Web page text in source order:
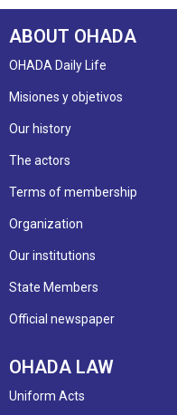
ABOUT OHADA
OHADA Daily Life
Misiones y objetivos
Our history
The actors
Terms of membership
Organization
Our institutions
State Members
Official newspaper
OHADA LAW
Uniform Acts